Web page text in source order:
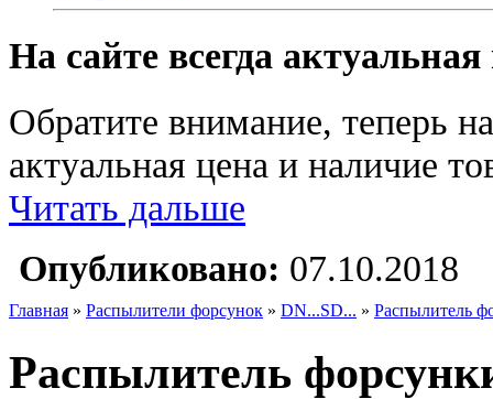
На сайте всегда
Обратите внимание, теперь
актуальная цена и наличие
Читать дальше
Опубликовано: 07.10.2018
Главная » Распылители форсунок » DN...SD... » Распылитель
Распылитель